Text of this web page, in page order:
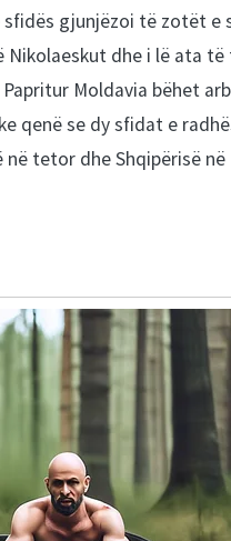
gjunjëzoi të zotët e
Nikolaeskut dhe i lë ata
Moldavia bëhet
qenë se dy sfidat e
tetor dhe Shqipërisë